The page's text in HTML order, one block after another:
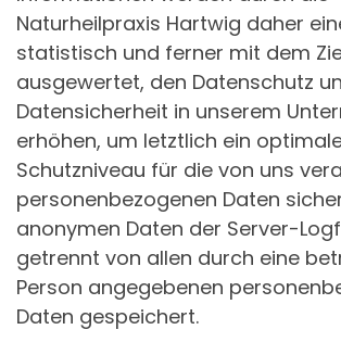
Naturheilpraxis Hartwig daher
statistisch und ferner mit dem
ausgewertet, den Datenschutz
Datensicherheit in unserem
erhöhen, um letztlich ein
Schutzniveau für die von uns
personenbezogenen Daten
anonymen Daten der Server-
getrennt von allen durch eine
Person angegebenen
Daten gespeichert.